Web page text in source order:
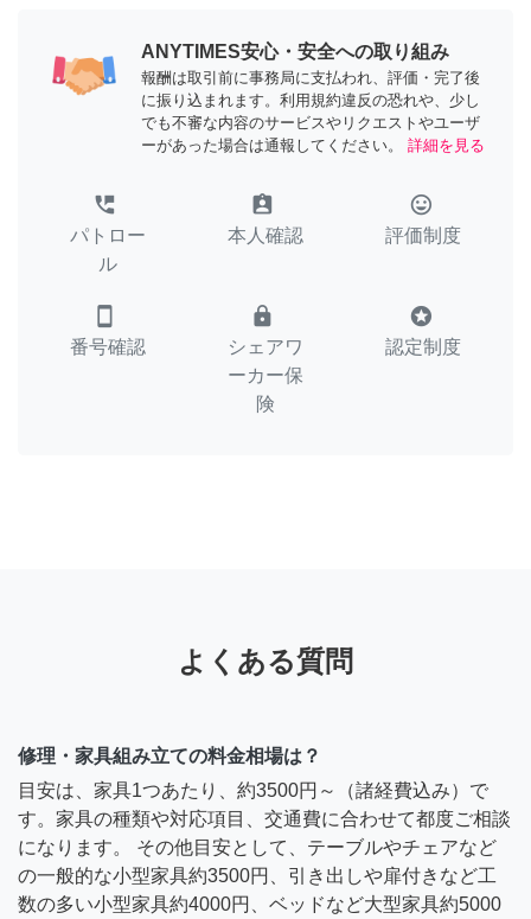
ANYTIMES安心・安全への取り組み
報酬は取引前に事務局に支払われ、評価・完了後
に振り込まれます。利用規約違反の恐れや、少し
でも不審な内容のサービスやリクエストやユーザ
ーがあった場合は通報してください。
詳細を見る
perm_phone_msg
パトロー
ル
assignment_ind
本人確認
tag_faces
評価制度
smartphone
番号確認
lock
シェアワ
ーカー保
険
stars
認定制度
よくある質問
修理・家具組み立ての料金相場は？
目安は、家具1つあたり、約3500円～（諸経費込み）で
す。家具の種類や対応項目、交通費に合わせて都度ご相談
になります。 その他目安として、テーブルやチェアなど
の一般的な小型家具約3500円、引き出しや扉付きなど工
数の多い小型家具約4000円、ベッドなど大型家具約5000